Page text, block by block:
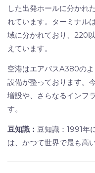
した出発ホールに分かれ
れています。ターミナル
域に分かれており、220
えています。
空港はエアバスA380のよ
設備が整っております。
増設や、さらなるインフ
す。
豆知識： 豆知識：1991年
は、かつて世界で最も高